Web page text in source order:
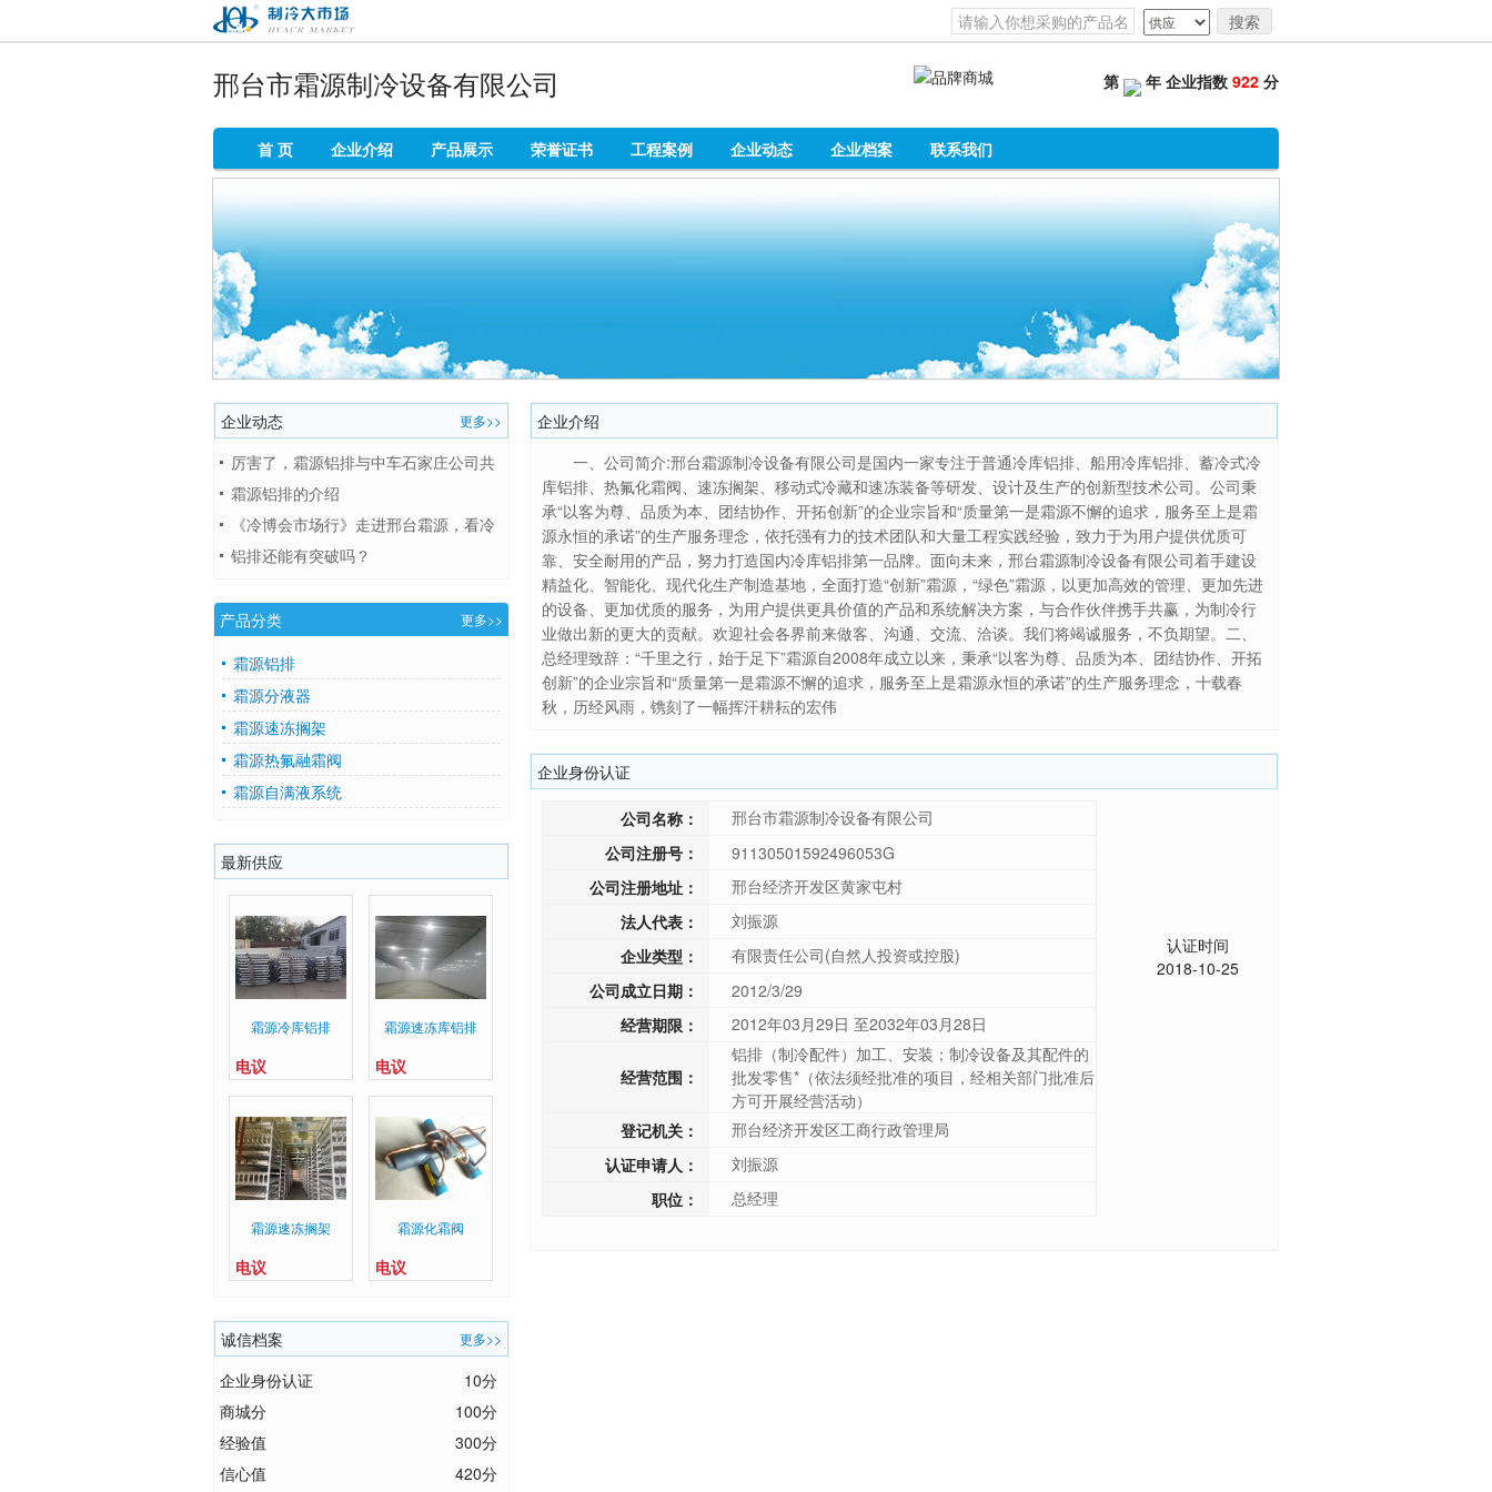
制冷大市场
搜索
第 年 企业指数 922 分
邢台市霜源制冷设备有限公司
首 页 企业介绍 产品展示 荣誉证书 工程案例 企业动态 企业档案 联系我们
更多>>
企业动态
厉害了，霜源铝排与中车石家庄公司共
同研制的冷链技术连获两项全
霜源铝排的介绍
《冷博会市场行》走进邢台霜源，看冷
库如何实现高效蒸发和化霜
铝排还能有突破吗？
更多>>
产品分类
霜源铝排
霜源分液器
霜源速冻搁架
霜源热氟融霜阀
霜源自满液系统
最新供应
霜源冷库铝排
电议
霜源速冻库铝排
电议
霜源速冻搁架
电议
霜源化霜阀
电议
更多>>
诚信档案
10分
企业身份认证
100分
商城分
300分
经验值
420分
信心值
企业介绍
一、公司简介:邢台霜源制冷设备有限公司是国内一家专注于普通冷库铝排、船用冷库铝排、蓄冷式冷
库铝排、热氟化霜阀、速冻搁架、移动式冷藏和速冻装备等研发、设计及生产的创新型技术公司。公司秉
承“以客为尊、品质为本、团结协作、开拓创新”的企业宗旨和“质量第一是霜源不懈的追求，服务至上是霜
源永恒的承诺”的生产服务理念，依托强有力的技术团队和大量工程实践经验，致力于为用户提供优质可
靠、安全耐用的产品，努力打造国内冷库铝排第一品牌。面向未来，邢台霜源制冷设备有限公司着手建设
精益化、智能化、现代化生产制造基地，全面打造“创新”霜源，“绿色”霜源，以更加高效的管理、更加先进
的设备、更加优质的服务，为用户提供更具价值的产品和系统解决方案，与合作伙伴携手共赢，为制冷行
业做出新的更大的贡献。欢迎社会各界前来做客、沟通、交流、洽谈。我们将竭诚服务，不负期望。二、
总经理致辞：“千里之行，始于足下”霜源自2008年成立以来，秉承“以客为尊、品质为本、团结协作、开拓
创新”的企业宗旨和“质量第一是霜源不懈的追求，服务至上是霜源永恒的承诺”的生产服务理念，十载春
秋，历经风雨，镌刻了一幅挥汗耕耘的宏伟
企业身份认证
公司名称：
邢台市霜源制冷设备有限公司
公司注册号：
91130501592496053G
公司注册地址：
邢台经济开发区黄家屯村
法人代表：
刘振源
企业类型：
有限责任公司(自然人投资或控股)
公司成立日期：
2012/3/29
经营期限：
2012年03月29日 至2032年03月28日
经营范围：
铝排（制冷配件）加工、安装；制冷设备及其配件的
批发零售*（依法须经批准的项目，经相关部门批准后
方可开展经营活动）
登记机关：
邢台经济开发区工商行政管理局
认证申请人：
刘振源
职位：
总经理
认证时间
2018-10-25